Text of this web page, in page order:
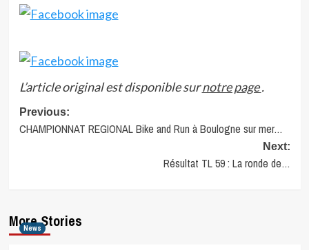
L’article original est disponible surnotre page.
Post
navigation
Previous:
CHAMPIONNAT REGIONAL Bike and Run à Boulogne sur mer…
Next:
Résultat TL 59 : La ronde de…
More Stories
News